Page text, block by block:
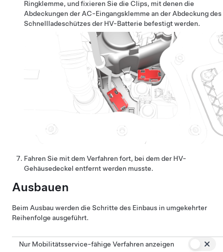
Ringklemme, und fixieren Sie die Clips, mit denen die
Abdeckungen der AC-Eingangsklemme an der Abdeckung des
Schnellladeschützes der HV-Batterie befestigt werden.
Fahren Sie mit dem Verfahren fort, bei dem der HV-
Gehäusedeckel entfernt werden musste.
Ausbauen
Beim Ausbau werden die Schritte des Einbaus in umgekehrter
Reihenfolge ausgeführt.
Nur Mobilitätsservice-fähige Verfahren anzeigen